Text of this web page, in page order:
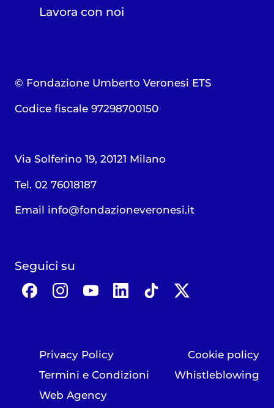
Lavora con noi
© Fondazione Umberto Veronesi ETS
Codice fiscale 97298700150
Via Solferino 19, 20121 Milano
Tel. 02 76018187
Email info@fondazioneveronesi.it
Seguici su
Privacy Policy
Cookie policy
Termini e Condizioni
Whistleblowing
Web Agency